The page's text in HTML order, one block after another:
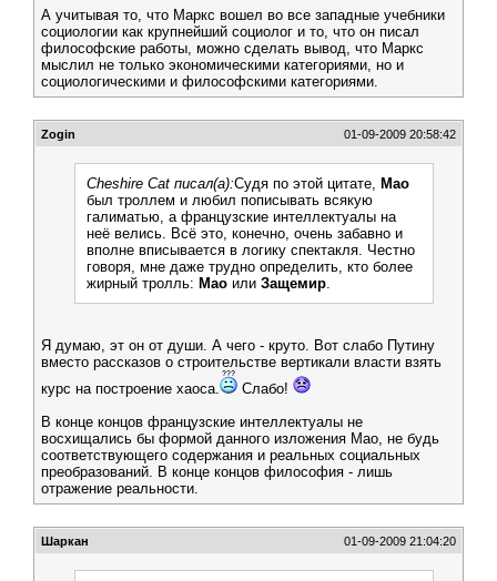
А учитывая то, что Маркс вошел во все западные учебники
социологии как крупнейший социолог и то, что он писал
философские работы, можно сделать вывод, что Маркс
мыслил не только экономическими категориями, но и
социологическими и философскими категориями.
Zogin 01-09-2009 20:58:42
Cheshire Cat писал(а):Судя по этой цитате, Мао
был троллем и любил пописывать всякую
галиматью, а французские интеллектуалы на
неё велись. Всё это, конечно, очень забавно и
вполне вписывается в логику спектакля. Честно
говоря, мне даже трудно определить, кто более
жирный тролль: Мао или Защемир.
Я думаю, эт он от души. А чего - круто. Вот слабо Путину
вместо рассказов о строительстве вертикали власти взять
курс на построение хаоса.
Слабо!
В конце концов французские интеллектуалы не
восхищались бы формой данного изложения Мао, не будь
соответствующего содержания и реальных социальных
преобразований. В конце концов философия - лишь
отражение реальности.
Шаркан 01-09-2009 21:04:20